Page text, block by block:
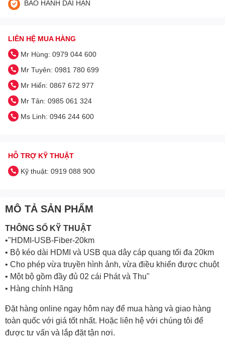
BẢO HÀNH DÀI HẠN
LIÊN HỆ MUA HÀNG
Mr Hùng: 0979 044 600
Mr Tuyên: 0981 780 699
Mr Hiển: 0867 672 977
Mr Tân: 0985 061 324
Ms Linh: 0946 244 600
HỖ TRỢ KỸ THUẬT
Kỹ thuật: 0919 088 900
MÔ TẢ SẢN PHẨM
THÔNG SỐ KỸ THUẬT
•"HDMI-USB-Fiber-20km
• Bộ kéo dài HDMI và USB qua dây cáp quang tối đa 20km
• Cho phép vừa truyền hình ảnh, vừa điều khiển được chuột
• Một bộ gồm đầy đủ 02 cái Phát và Thu"
• Hàng chính Hãng
Đặt hàng online ngay hôm nay để mua hàng và giao hàng
toàn quốc với giá tốt nhất. Hoặc liên hệ với chúng tôi để
được tư vấn và lắp đặt tận nơi.